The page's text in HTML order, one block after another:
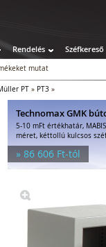
Rendelés Széfkereső
mutat
PT » PT3 »
Technomax GMK
5-10 mFt értékhatár,
méret, kéttollú kulcsos
» 86 606 Ft-tól